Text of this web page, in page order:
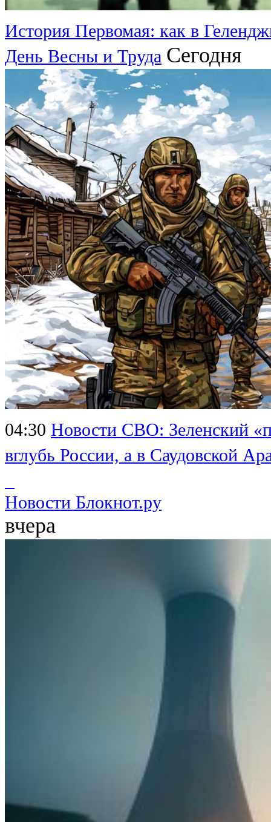
История Первомая: как в
День Весны и Труда Сегодня
04:30 Новости СВО: Зеленский
вглубь России, а в Саудовской
Новости Блокнот.ру
вчера